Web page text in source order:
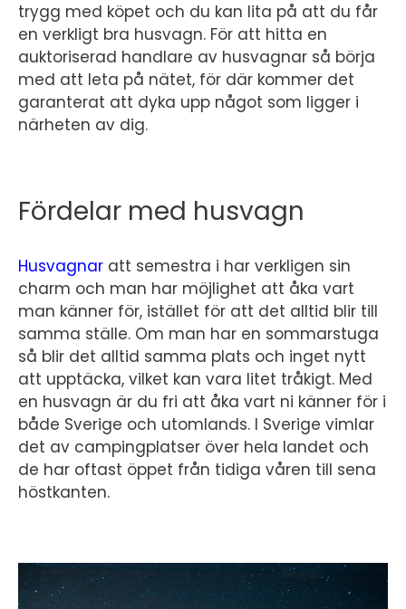
trygg med köpet och du kan lita på att du får
en verkligt bra husvagn. För att hitta en
auktoriserad handlare av husvagnar så börja
med att leta på nätet, för där kommer det
garanterat att dyka upp något som ligger i
närheten av dig.
Fördelar med husvagn
Husvagnar att semestra i har verkligen sin
charm och man har möjlighet att åka vart
man känner för, istället för att det alltid blir till
samma ställe. Om man har en sommarstuga
så blir det alltid samma plats och inget nytt
att upptäcka, vilket kan vara litet tråkigt. Med
en husvagn är du fri att åka vart ni känner för i
både Sverige och utomlands. I Sverige vimlar
det av campingplatser över hela landet och
de har oftast öppet från tidiga våren till sena
höstkanten.